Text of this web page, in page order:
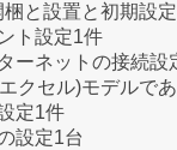
と設置と初期設定
ト設定1件
ーネットの接続設
クセル)モデルで
定1件
設定1台